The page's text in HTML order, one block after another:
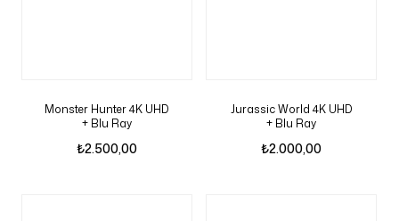
Monster Hunter 4K UHD
+ Blu Ray
₺2.500,00
Jurassic World 4K UHD
+ Blu Ray
₺2.000,00